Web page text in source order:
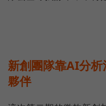
新創團隊靠AI分
夥伴